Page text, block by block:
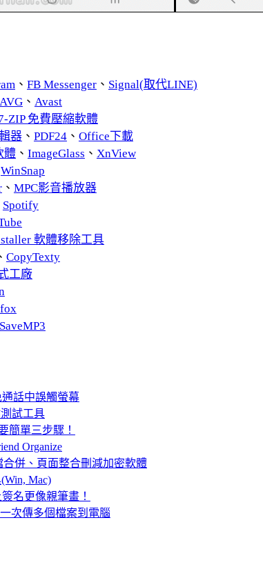
、 FB Messenger、 Signal(取代LINE)
AVG、 Avast
ZIP 免費壓縮軟體
器、 PDF24、 Office下載
體、 ImageGlass 、 XnView
WinSnap
、 MPC影音播放器
Spotify
軟體移除工具
CopyTexty
工廠
SaveMP3
通話中誤觸螢幕
測試工具
簡單三步驟！
Organize
合併、頁面整合刪減加密軟體
Mac)
名更像親筆畫！
次傳多個檔案到電腦